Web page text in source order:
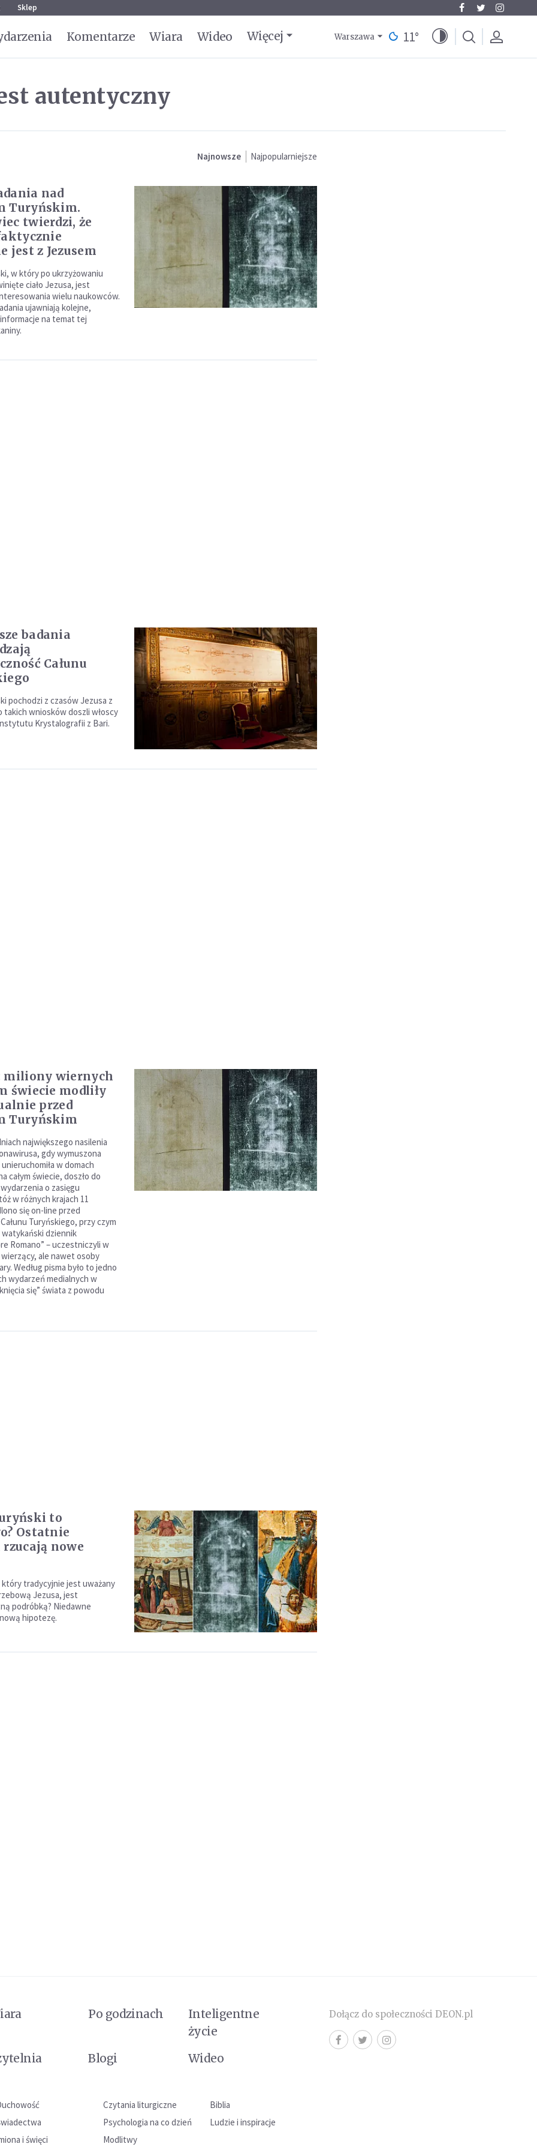
Sklep
Komentarze Wiara Wideo Więcej Warszawa 11°
autentyczny
Najnowsze Najpopularniejsze
nad
Turyńskim.
twierdzi, że
jest z Jezusem
w który po ukrzyżowaniu
ciało Jezusa, jest
wielu naukowców.
ujawniają kolejne,
na temat tej
badania
Całunu
pochodzi z czasów Jezusa z
takich wniosków doszli włoscy
Krystalografii z Bari.
miliony wiernych
świecie modliły
przed
Turyńskim
największego nasilenia
gdy wymuszona
w domach
całym świecie, doszło do
o zasięgu
w różnych krajach 11
się on-line przed
Turyńskiego, przy czym
dziennik
Romano” – uczestniczyli w
ale nawet osoby
Według pisma było to jedno
wydarzeń medialnych w
się” świata z powodu
to
Ostatnie
nowe
który tradycyjnie jest uważany
Jezusa, jest
podróbką? Niedawne
hipotezę.
Po godzinach
Inteligentne
życie
Blogi Wideo
Czytania liturgiczne
Biblia
Psychologia na co dzień
Ludzie i inspiracje
i święci Modlitwy
Dołącz do społeczności DEON.pl